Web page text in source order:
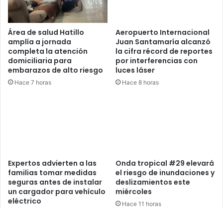
Área de salud Hatillo
amplía a jornada
completa la atención
domiciliaria para
embarazos de alto riesgo
Hace 7 horas
Aeropuerto Internacional
Juan Santamaría alcanzó
la cifra récord de reportes
por interferencias con
luces láser
Hace 8 horas
Expertos advierten a las
familias tomar medidas
seguras antes de instalar
un cargador para vehículo
eléctrico
Onda tropical #29 elevará
el riesgo de inundaciones y
deslizamientos este
miércoles
Hace 11 horas